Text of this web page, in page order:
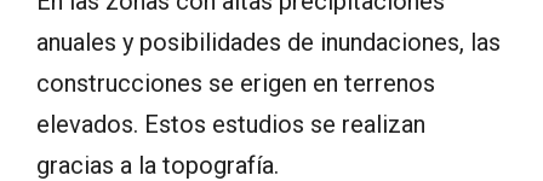
anuales y posibilidades de inundaciones, las
construcciones se erigen en terrenos
elevados. Estos estudios se realizan
gracias a la topografía.